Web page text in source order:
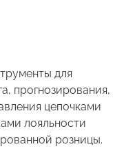
для
прогнозирования,
цепочками
лояльности
розницы.